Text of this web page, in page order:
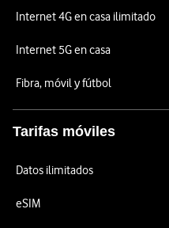
Internet 4G en casa ilimitado
Internet 5G en casa
Fibra, móvil y fútbol
Tarifas móviles
Datos ilimitados
eSIM